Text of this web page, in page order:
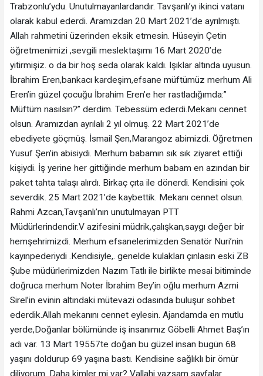
Trabzonlu’ydu. Unutulmayanlardandır. Tavşanlı’yı ikinci vatanı
olarak kabul ederdi. Aramızdan 20 Mart 2021’de ayrılmıştı.
Allah rahmetini üzerinden eksik etmesin. Hüseyin Çetin
öğretmenimizi ,sevgili meslektaşımı 16 Mart 2020’de
yitirmişiz. o da bir hoş seda olarak kaldı. Işıklar altında uyusun.
İbrahim Eren,bankacı kardeşim,efsane müftümüz merhum Ali
Eren’in güzel çocuğu İbrahim Eren’e her rastladığımda:”
Müftüm nasılsın?” derdim. Tebessüm ederdi.Mekanı cennet
olsun. Aramızdan ayrılalı 2 yıl olmuş. 22 Mart 2021’de
ebediyete göçmüş. İsmail Şen,Marangoz abimizdi. Öğretmen
Yusuf Şen’in abisiydi. Merhum babamın sık sık ziyaret ettiği
kişiydi. İş yerine her gittiğinde merhum babam en azından bir
paket tahta talaşı alırdı. Birkaç çıta ile dönerdi. Kendisini çok
severdik. 25 Mart 2021’de kaybettik. Mekanı cennet olsun.
Rahmi Azcan,Tavşanlı’nın unutulmayan PTT
Müdürlerindendir.V azifesini müdrik,çalışkan,saygı değer bir
hemşehrimizdi. Merhum efsanelerimizden Senatör Nuri’nin
kayınpederiydi .Kendisiyle,. genelde kulakları çınlasın eski ZB
Şube müdürlerimizden Nazım Tatlı ile birlikte mesai bitiminde
doğruca merhum Noter İbrahim Bey’in oğlu merhum Azmi
Sirel’in evinin altındaki mütevazi odasında buluşur sohbet
ederdik.Allah mekanını cennet eylesin. Ajandamda en mutlu
yerde,Doğanlar bölümünde iş insanımız Göbelli Ahmet Baş’ın
adı var. 13 Mart 19557te doğan bu güzel insan bugün 68
yaşını doldurup 69 yaşına bastı. Kendisine sağlıklı bir ömür
diliyorum. Daha kimler mi var? Vallahi yazsam sayfalar